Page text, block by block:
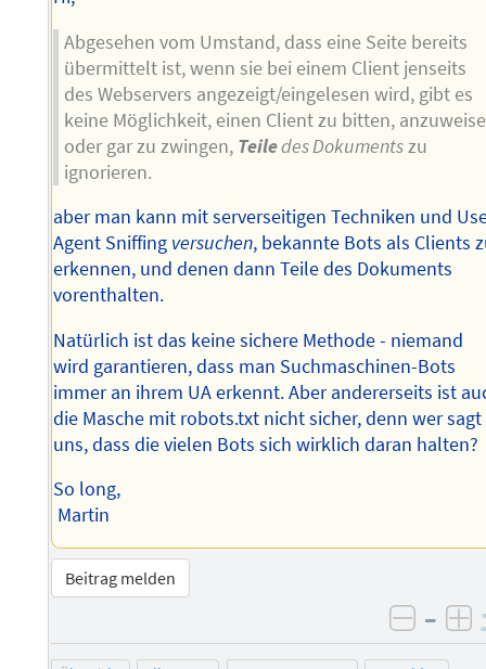
Abgesehen vom Umstand, dass eine Seite bereits
übermittelt ist, wenn sie bei einem Client jenseits
des Webservers angezeigt/eingelesen wird, gibt es
keine Möglichkeit, einen Client zu bitten,
oder gar zu zwingen, Teiledes Dokumentszu
ignorieren.
aber man kann mit serverseitigen Techniken und
Agent Sniffing versuchen, bekannte Bots als Clients
erkennen, und denen dann Teile des Dokuments
vorenthalten.
Natürlich ist das keine sichere Methode - niemand
wird garantieren, dass man Suchmaschinen-Bots
immer an ihrem UA erkennt. Aber andererseits ist
die Masche mit robots.txt nicht sicher, denn wer sagt
uns, dass die vielen Bots sich wirklich daran halten?
So long,
Martin
Beitrag melden
–